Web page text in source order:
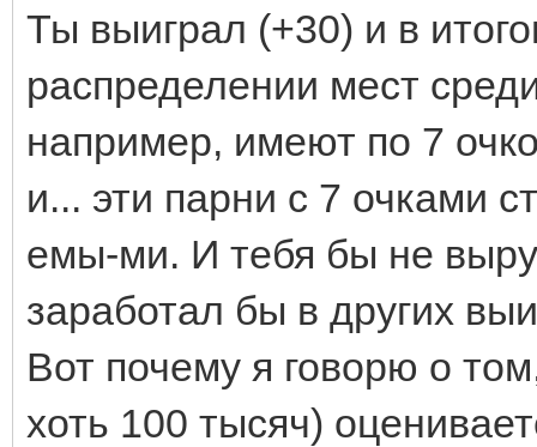
Ты выиграл (+30) и в
распределении мест
например, имеют по 7
и... эти парни с 7 очками
емы-ми. И тебя бы не
заработал бы в других
Вот почему я говорю о
хоть 100 тысяч)